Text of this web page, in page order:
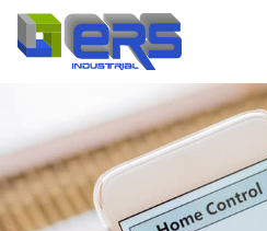
Área industrial
Energías renovables
Obras